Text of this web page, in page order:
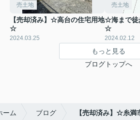
売土地
【売却済み】☆高台の住宅用地
☆
2024.03.25
売土地
☆海まで徒
☆
2024.02.12
もっと見る
ブログトップへ
ーム ブログ 【売却済み】☆糸